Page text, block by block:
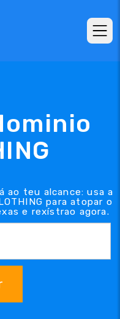
ao teu alcance: usa a
para atopar o
e rexístrao agora.